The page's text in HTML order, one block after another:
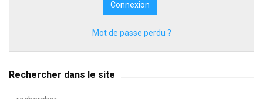
Mot de passe perdu ?
Rechercher dans le site